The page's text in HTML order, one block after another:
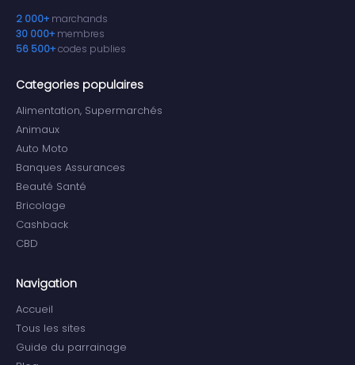
2 000+ marchands
30 000+ membres
56 500+codes publies
Categories populaires
Alimentation, Supermarchés
Animaux
Auto Moto
Banques Assurances
Beauté Santé
Bricolage
Cashback
CBD
Navigation
Accueil
Tous les sites
Guide du parrainage